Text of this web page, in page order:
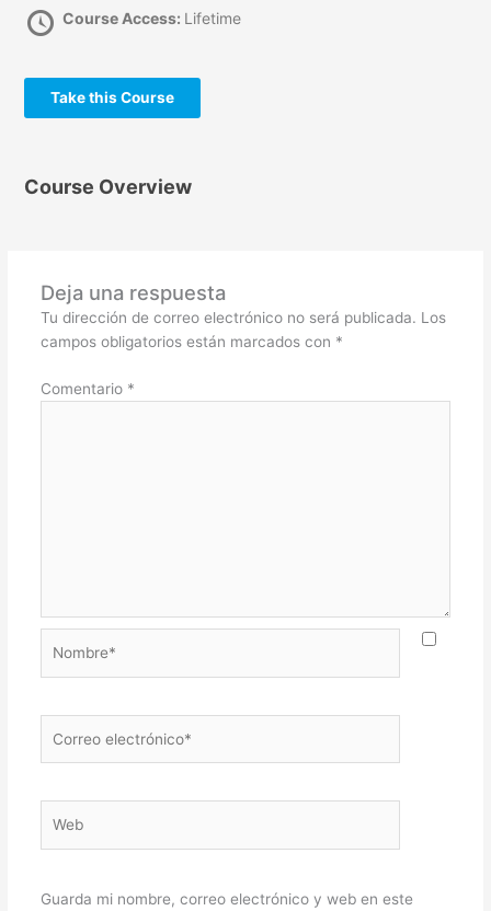
Course Access: Lifetime
Take this Course
Course Overview
Deja una respuesta
Tu dirección de correo electrónico no será publicada. Los
campos obligatorios están marcados con *
Comentario *
electrónico*
Guarda mi nombre, correo electrónico y web en este